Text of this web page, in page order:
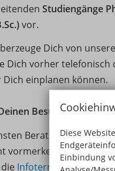
Diese
Einbindung
Studiengänge
vor.
Dich von
Dich vorher
einplanen können.
Besuch!
Beratungstag
vormerken lassen!
Infotermine der